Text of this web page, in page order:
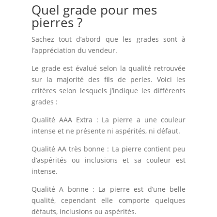
Quel grade pour mes
pierres ?
Sachez tout d’abord que les grades sont à
l’appréciation du vendeur.
Le grade est évalué selon la qualité retrouvée
sur la majorité des fils de perles. Voici les
critères selon lesquels j’indique les différents
grades :
Qualité AAA Extra : La pierre a une couleur
intense et ne présente ni aspérités, ni défaut.
Qualité AA très bonne : La pierre contient peu
d’aspérités ou inclusions et sa couleur est
intense.
Qualité A bonne : La pierre est d’une belle
qualité, cependant elle comporte quelques
défauts, inclusions ou aspérités.